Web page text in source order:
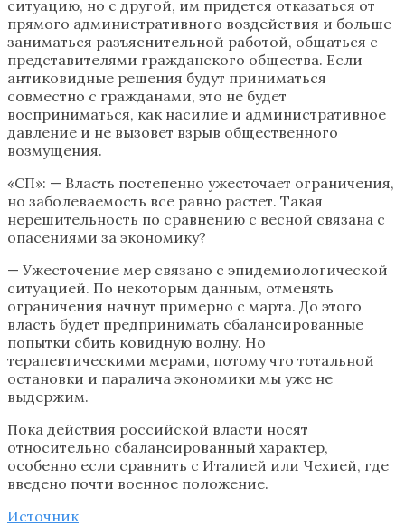
ситуацию, но с другой, им придется отказаться от
прямого административного воздействия и больше
заниматься разъяснительной работой, общаться с
представителями гражданского общества. Если
антиковидные решения будут приниматься
совместно с гражданами, это не будет
восприниматься, как насилие и административное
давление и не вызовет взрыв общественного
возмущения.
«СП»: — Власть постепенно ужесточает ограничения,
но заболеваемость все равно растет. Такая
нерешительность по сравнению с весной связана с
опасениями за экономику?
— Ужесточение мер связано с эпидемиологической
ситуацией. По некоторым данным, отменять
ограничения начнут примерно с марта. До этого
власть будет предпринимать сбалансированные
попытки сбить ковидную волну. Но
терапевтическими мерами, потому что тотальной
остановки и паралича экономики мы уже не
выдержим.
Пока действия российской власти носят
относительно сбалансированный характер,
особенно если сравнить с Италией или Чехией, где
введено почти военное положение.
Источник